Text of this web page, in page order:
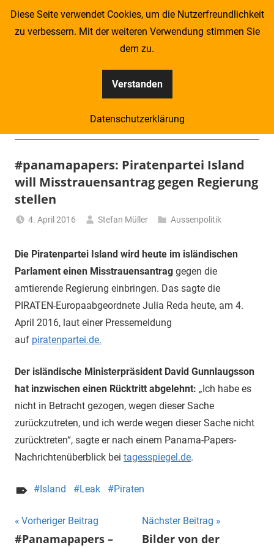
Zum
Kompass
–
Zeitung
für
Piraten
#panamapapers: Piratenpartei Island
will Misstrauensantrag gegen Regierung
stellen
4. April 2016 Stefan Müller Aussenpolitik
Die Piratenpartei Island wird heute im isländischen
Parlament einen Misstrauensantrag gegen die
amtierende Regierung einbringen. Das sagte die
PIRATEN-Europaabgeordnete Julia Reda heute, am 4.
April 2016, laut einer Pressemeldung
auf piratenpartei.de.
Der isländische Ministerpräsident David Gunnlaugsson
hat inzwischen einen Rücktritt abgelehnt: „Ich habe es
nicht in Betracht gezogen, wegen dieser Sache
zurückzutreten, und ich werde wegen dieser Sache nicht
zurücktreten“, sagte er nach einem Panama-Papers-
Nachrichtenüberblick bei tagesspiegel.de.
Island Leak Piraten
Beitragsnavigation
Vorheriger Beitrag
#Panamapapers –
Nächster Beitrag
Bilder von der
Diese Seite verwendet Cookies, um die Nutzerfreundlichkeit
zu verbessern. Mit der weiteren Verwendung stimmen Sie
dem zu.
Verstanden
Datenschutzerklärung